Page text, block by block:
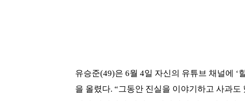
유승준(49)은 6월 4일 자신의 유튜브 채널에 ‘
을 올렸다. “그동안 진실을 이야기하고 사과